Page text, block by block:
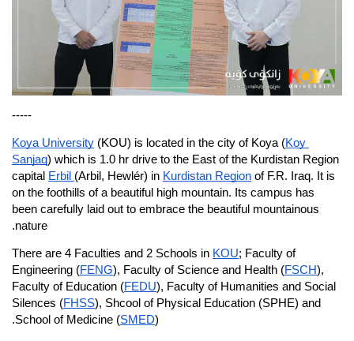
-----
Koya University (KOU) is located in the city of Koya (Koy
Sanjaq) which is 1.0 hr drive to the East of the Kurdistan Region
capital Erbil (Arbil, Hewlér) in Kurdistan Region of F.R. Iraq. It is
on the foothills of a beautiful high mountain. Its campus has
been carefully laid out to embrace the beautiful mountainous
nature.
There are 4 Faculties and 2 Schools in KOU; Faculty of
Engineering (FENG), Faculty of Science and Health (FSCH),
Faculty of Education (FEDU), Faculty of Humanities and Social
Silences (FHSS), Shcool of Physical Education (SPHE) and
School of Medicine (SMED).